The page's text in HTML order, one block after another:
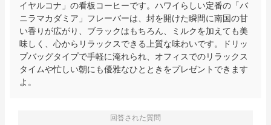
イヤルコナ」の看板コーヒーです。ハワイらしい定番の「バ
ニラマカダミア」フレーバーは、封を開けた瞬間に南国の甘
い香りが広がり、ブラックはもちろん、ミルクを加えても美
味しく、心からリラックスできる上質な味わいです。ドリッ
プバッグタイプで手軽に淹れられ、オフィスでのリラックス
タイムや忙しい朝にも優雅なひとときをプレゼントできます
よ。
回答された質問